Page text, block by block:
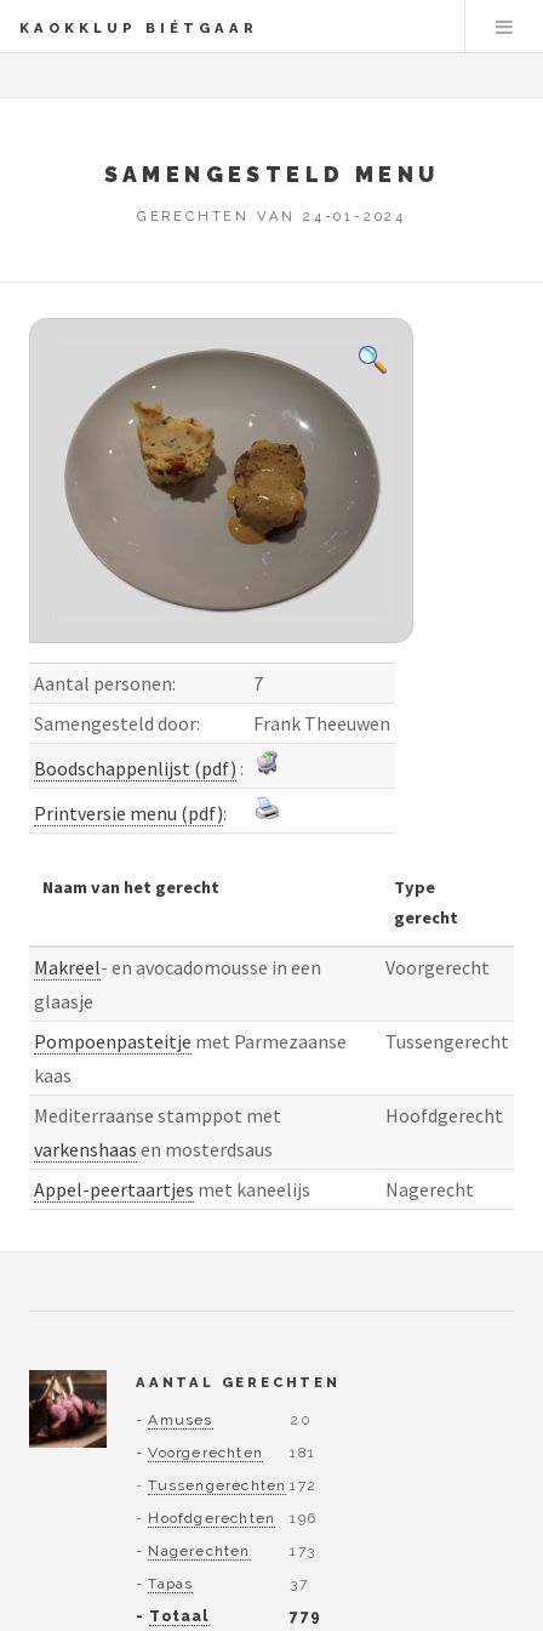
KAOKKLUP BIÉTGAAR
SAMENGESTELD MENU
GERECHTEN VAN 24-01-2024
Aantal personen:
7
Samengesteld door:
Frank Theeuwen
Boodschappenlijst (pdf) :
Printversie menu (pdf):
Naam van het gerecht
Type
gerecht
Makreel- en avocadomousse in een
glaasje
Voorgerecht
Pompoenpasteitje met Parmezaanse
kaas
Tussengerecht
Mediterraanse stamppot met
varkenshaas en mosterdsaus
Hoofdgerecht
Appel-peertaartjes met kaneelijs Nagerecht
AANTAL GERECHTEN
-Amuses
-Voorgerechten
-Tussengerechten
- Hoofdgerechten
- Nagerechten
-Tapas
- Totaal
20
181
172
196
173
37
779